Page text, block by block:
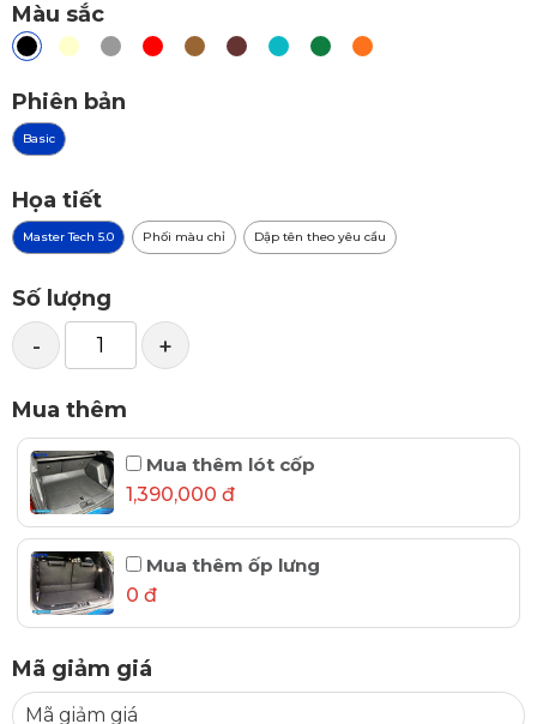
Màu sắc
Phiên bản
Basic
Họa tiết
Master Tech 5.0 Phối màu chỉ Dập tên theo yêu cầu
Số lượng
- +
Mua thêm
Mua thêm lót cốp
1,390,000 đ
Mua thêm ốp lưng
0 đ
Mã giảm giá